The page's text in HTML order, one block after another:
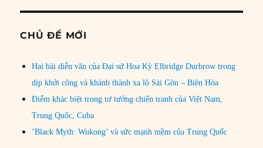
CHỦ ĐỀ MỚI
Hai bài diễn văn của Đại sứ Hoa Kỳ Elbridge Durbrow trong
dịp khởi công và khánh thành xa lộ Sài Gòn – Biên Hòa
Điểm khác biệt trong tư tưởng chiến tranh của Việt Nam,
Trung Quốc, Cuba
‘Black Myth: Wukong’ và sức mạnh mềm của Trung Quốc